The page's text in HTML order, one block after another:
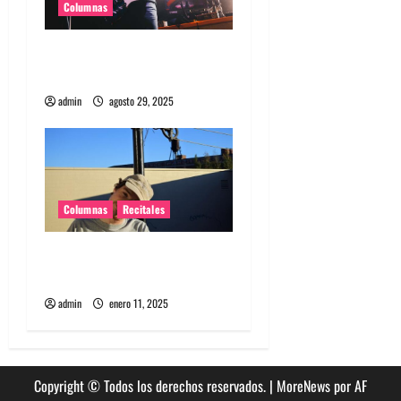
d
s
Columnas
admin agosto 29, 2025
Columnas Recitales
admin enero 11, 2025
Copyright © Todos los derechos reservados. | MoreNewspor AF